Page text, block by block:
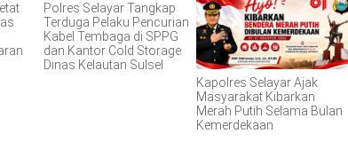
Polres Selayar Tangkap
Terduga Pelaku Pencurian
Kabel Tembaga di SPPG
dan Kantor Cold Storage
Dinas Kelautan Sulsel
Kapolres Selayar Ajak
Masyarakat Kibarkan
Merah Putih Selama Bulan
Kemerdekaan